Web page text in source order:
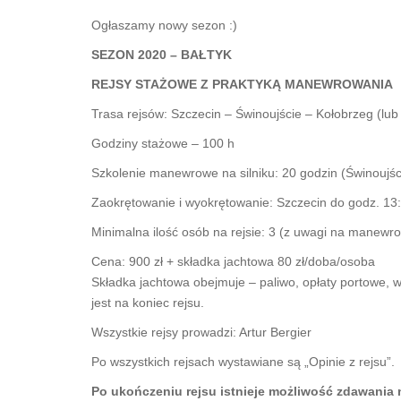
Ogłaszamy nowy sezon :)
SEZON 2020 – BAŁTYK
REJSY STAŻOWE Z PRAKTYKĄ MANEWROWANIA
Trasa rejsów: Szczecin – Świnoujście – Kołobrzeg
Godziny stażowe – 100 h
Szkolenie manewrowe na silniku: 20 godzin
Zaokrętowanie i wyokrętowanie: Szczecin do godz.
Minimalna ilość osób na rejsie: 3 (z uwagi na
Cena: 900 zł + składka jachtowa 80 zł/doba/osoba
Składka jachtowa obejmuje – paliwo, opłaty portowe,
jest na koniec rejsu.
Wszystkie rejsy prowadzi: Artur Bergier
Po wszystkich rejsach wystawiane są „Opinie z rejsu”.
Po ukończeniu rejsu istnieje możliwość